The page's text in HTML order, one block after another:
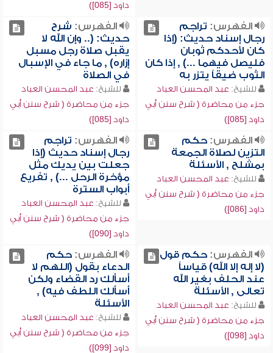
داود [085])
الفهرس: تراجم
رجال إسناد حديث: (إذا
كان لأحدكم ثوبان
فليصل فيهما ...) , إذا كان
الثوب ضيقاً يتزر به
للشيخ: عبد المحسن العباد
جزء من محاضرة ( شرح سنن أبي
داود [085])
الفهرس: شرح
حديث: (.. وإن الله لا
يقبل صلاة رجل مسبل
إزاره) , ما جاء في الإسبال
في الصلاة
للشيخ: عبد المحسن العباد
جزء من محاضرة ( شرح سنن أبي
داود [085])
الفهرس:حكم
التزين لصلاة الجمعة
بمشلح , الأسئلة
للشيخ: عبد المحسن العباد
جزء من محاضرة ( شرح سنن أبي
داود [086])
الفهرس: تراجم
رجال إسناد حديث (إذا
جعلت بين يديك مثل
مؤخرة الرحل ...) , تفريع
أبواب السترة
للشيخ: عبد المحسن العباد
جزء من محاضرة ( شرح سنن أبي
داود [090])
الفهرس:حكم قول
(لا إله إلا الله) قياساً
عند الحلف بغير الله
تعالى , الأسئلة
للشيخ: عبد المحسن العباد
جزء من محاضرة ( شرح سنن أبي
داود [098])
الفهرس:حكم
الدعاء بقول (اللهم لا
أسألك رد القضاء ولكن
أسألك اللطف فيه) ,
الأسئلة
للشيخ: عبد المحسن العباد
جزء من محاضرة ( شرح سنن أبي
داود [099])